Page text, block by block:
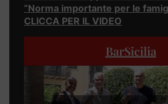
“Norma importante per le
CLICCA PER IL VIDEO
BarSicilia